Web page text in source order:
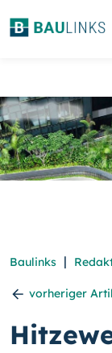
Baulinks |
vorheriger